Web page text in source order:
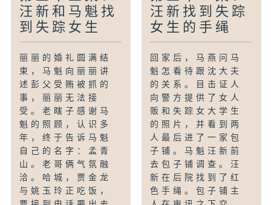
汪新和马魁找
到失踪女生
丽丽的婚礼圆满结
束，马魁向丽丽讲
述彭父受贿被抓的
事，丽丽无法接
受。老瞎子感谢马
魁的照顾，认识多
年，终于告诉马魁
自己的名字：孟青
山。老哥俩气氛融
洽。哈城，贾金龙
与姚玉玲正吃饭，
汪新找到失踪
女生的手绳
回家后，马燕问马
魁怎看待跟沈大夫
的关系。目击证人
向警方提供了女人
贩和失踪女大学生
的照片，并看到两
人最后进了一家包
子铺。马魁汪新前
去包子铺调查。汪
新在后院找到了红
色手绳。包子铺主